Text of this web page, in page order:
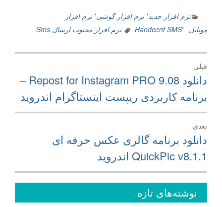
نرم افزار جدید٬ نرم افزار گوشی٬ نرم افزار
موبایل
Handcent SMS٬ نرم افزار محبوب ارسال Sms
راهبری
نوشته
قبلی
نوشته
قبلی:
دانلود Repost for Instagram PRO 9.08 –
برنامه کاربردی ریپست اینستاگرام اندروید
بعدی
نوشته
بعدی:
دانلود برنامه گالری عکس حرفه ای
QuickPic v8.1.1 اندروید
نوشته‌های تازه